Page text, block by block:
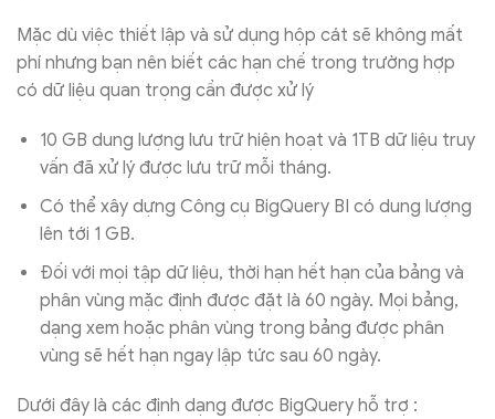
Mặc dù việc thiết lập và sử dụng hộp cát sẽ không mất
phí nhưng bạn nên biết các hạn chế trong trường hợp
có dữ liệu quan trọng cần được xử lý
10 GB dung lượng lưu trữ hiện hoạt và 1TB dữ liệu truy
vấn đã xử lý được lưu trữ mỗi tháng.
Có thể xây dựng Công cụ BigQuery BI có dung lượng
lên tới 1 GB.
Đối với mọi tập dữ liệu, thời hạn hết hạn của bảng và
phân vùng mặc định được đặt là 60 ngày. Mọi bảng,
dạng xem hoặc phân vùng trong bảng được phân
vùng sẽ hết hạn ngay lập tức sau 60 ngày.
Dưới đây là các định dạng được BigQuery hỗ trợ :